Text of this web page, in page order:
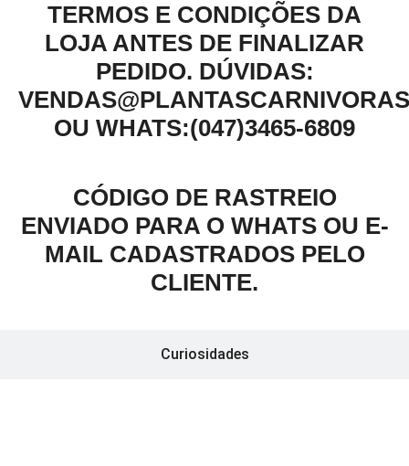
Curiosidades
TERMOS E CONDIÇÕES DA
LOJA ANTES DE FINALIZAR
PEDIDO. DÚVIDAS:
OU WHATS:(047)3465-6809
CÓDIGO DE RASTREIO
ENVIADO PARA O WHATS OU E-
MAIL CADASTRADOS PELO
CLIENTE.